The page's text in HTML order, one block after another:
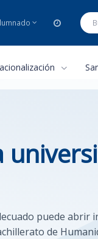
puede abrir
de